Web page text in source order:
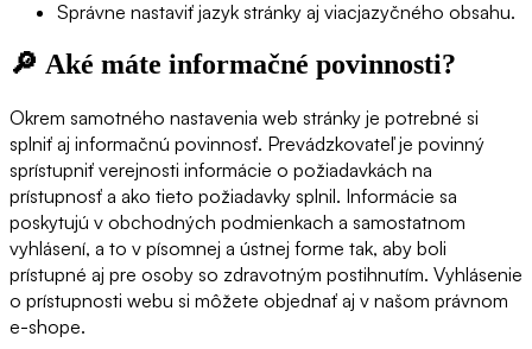
Správne nastaviť jazyk stránky aj viacjazyčného obsahu.
🔎 Aké máte informačné povinnosti?
Okrem samotného nastavenia web stránky je potrebné si
splniť aj informačnú povinnosť. Prevádzkovateľ je povinný
sprístupniť verejnosti informácie o požiadavkách na
prístupnosť a ako tieto požiadavky splnil. Informácie sa
poskytujú v obchodných podmienkach a samostatnom
vyhlásení, a to v písomnej a ústnej forme tak, aby boli
prístupné aj pre osoby so zdravotným postihnutím. Vyhlásenie
o prístupnosti webu si môžete objednať aj v našom právnom
e-shope.